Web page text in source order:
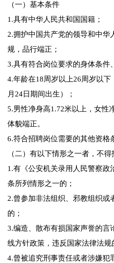
（一）基本条件
1.具有中华人民共和国国籍；
2.拥护中国共产党的领导和中华
规，品行端正；
3.具有符合岗位要求的身体条件
4.年龄在18周岁以上26周岁以下
月24日期间出生）；
5.男性净身高1.72米以上，女性
体貌端正。
6.符合招聘岗位需要的其他资格
（二）有以下情形之一者，不得
1.有《公安机关录用人民警察
条所列情形之一的；
2.曾参加非法组织、邪教组织或
的；
3.编造、散布有损国家声誉的言
线方针政策，违反国家法律法规
4.曾被追究刑事责任或者涉嫌犯